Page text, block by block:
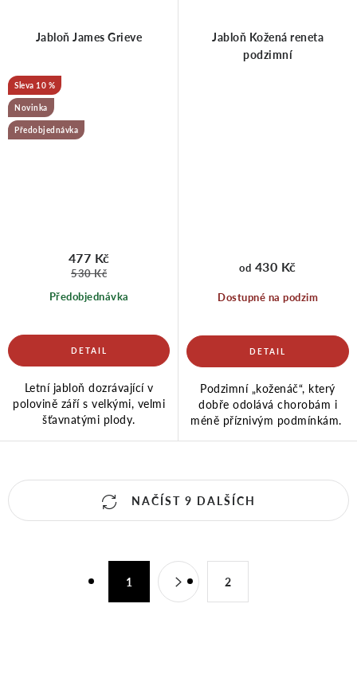
Jabloň James Grieve
10 %
Novinka
Předobjednávka
Předobjednávka
477 Kč
530 Kč
Letní jabloň dozrávající v
polovině září s velkými, velmi
šťavnatými plody.
Jabloň Kožená reneta
podzimní
Dostupné na podzim
od 430 Kč
Podzimní „koženáč“, který
dobře odolává chorobám i
méně příznivým podmínkám.
O
NAČÍST 9 DALŠÍCH
1 2